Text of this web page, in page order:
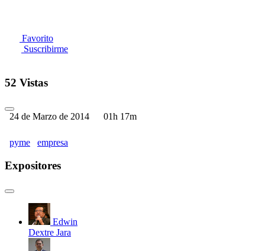
Favorito
Suscribirme
52 Vistas
24 de Marzo de 2014 01h 17m
pyme empresa
Expositores
Edwin
Dextre Jara